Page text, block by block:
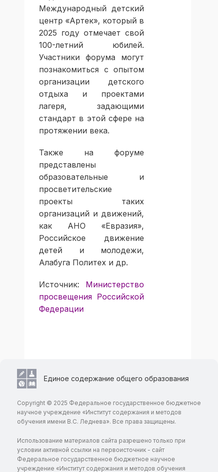
Международный детский
центр «Артек», который в
2025 году отмечает свой
100-летний юбилей.
Участники форума могут
познакомиться с опытом
организации детского
отдыха и проектами
лагеря, задающими
стандарт в этой сфере на
протяжении века.
Также на форуме
представлены
образовательные и
просветительские
проекты таких
организаций и движений,
как АНО «Евразия»,
Российское движение
детей и молодежи,
Алабуга Политех и др.
Источник: Министерство
просвещения Российской
Федерации
Единое содержание общего образования
Copyright © 2025 Федеральное государственное бюджетное
научное учреждение «Институт содержания и методов
обучения имени В.С. Леднева». Все права защищены.
Использование материалов сайта разрешено только при
условии активной ссылки на первоисточник - сайт
Федеральное государственное бюджетное научное
учреждение «Институт содержания и методов обучения